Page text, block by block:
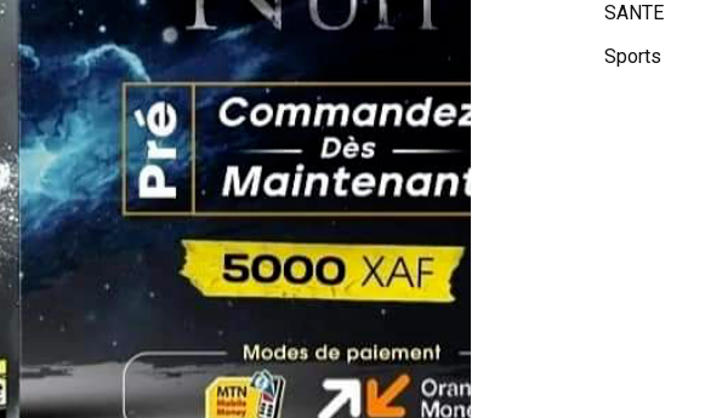
SANTE
Sports